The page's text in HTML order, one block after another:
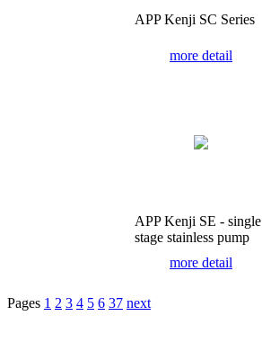
APP Kenji SC Series
more detail
APP Kenji SE - single
stage stainless pump
more detail
Pages 1 2 3 4 5 6 37 next